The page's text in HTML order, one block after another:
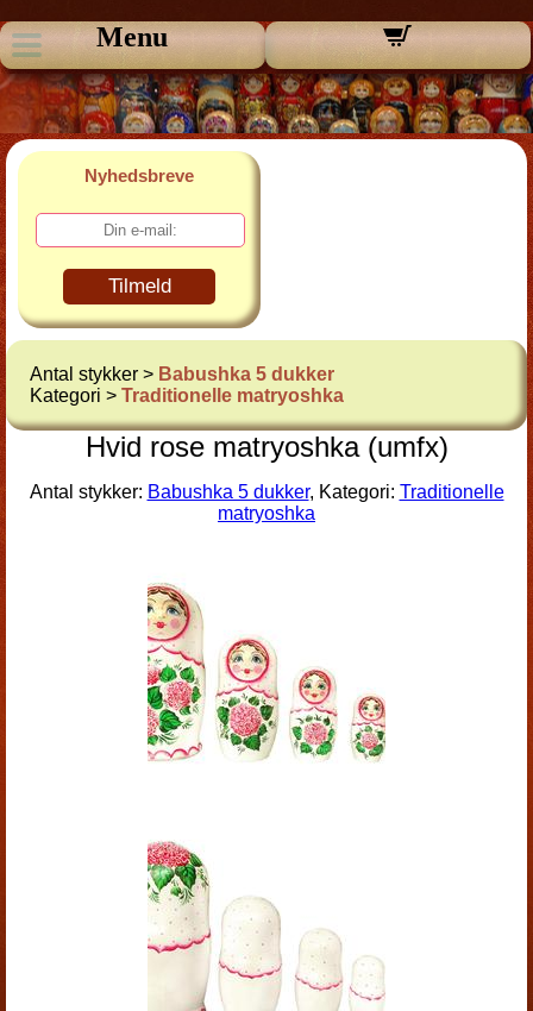
Menu
Nyhedsbreve
Tilmeld
Antal stykker > Babushka 5 dukker
Kategori > Traditionelle matryoshka
Hvid rose matryoshka (umfx)
Antal stykker: Babushka 5 dukker, Kategori: Traditionelle
matryoshka